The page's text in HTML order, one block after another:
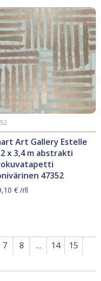
Art Gallery Estelle
x 3,4 m abstrakti
47352
€ /rll
7 8 … 14
15